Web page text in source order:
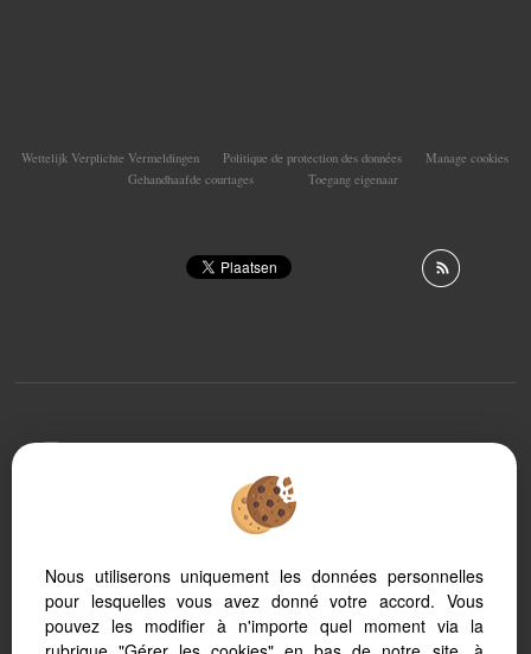
Wettelijk Verplichte Vermeldingen Politique de protection des données
Manage cookies
Gehandhaafde courtages
Toegang eigenaar
PC, tablet or smartphone, our site automatically adapts
to different types of screens
Logiciel immo
Référencement immobilier
Nous utiliserons uniquement les données personnelles
pour lesquelles vous avez donné votre accord. Vous
pouvez les modifier à n'importe quel moment via la